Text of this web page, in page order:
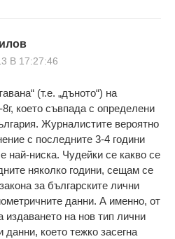
В 17:27:46
(т.е. „дъното“) на
което съвпада с определени
Журналистите вероятно
с последните 3-4 години
най-ниска. Чудейки се какво се
няколко години, сещам се
за българските лични
данни. А именно, от
издаването на нов тип лични
което тежко засегна